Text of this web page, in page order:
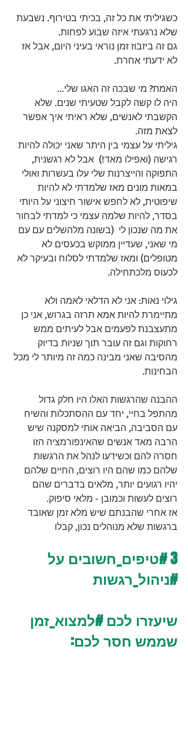
כשגיליתי את כל זה, בכיתי בטירוף. נשבעת
שלא נרגעתי איזה שבוע לפחות.
גם זה ביזבוז זמן נוראי בעיני היום, אבל אז
לא ידעתי אחרת.
האמת? מי שבכה זה האגו שלי...
היה לו קשה לקבל שטעיתי שנים. שלא
הקשבתי לאנשים, שלא ראיתי איך אפשר
לצאת מזה.
גיליתי על עצמי בין היתר שאני יכולה להיות
רגישה (ואפילו מאד!)  אבל לא רגשנית,
התפוקה והייצרנות שלי עלו בעשרות ואולי
במאות מונים מאז שלמדתי לא להיות
שיפוטית, לא לחפש אישור חיצוני על היותי
בסדר, להיות שלמה עצמי כי למדתי לבחור
את מה שנכון לי  (בשונה מלהשלים עם עם
מי שאני, שעדיין ממוקש בכעסים לא
מטופלים) ומאז שלמדתי לסלוח ובעיקר לא
לכעוס מלכתחילה.
גילוי נאות: אני לא הדלאי לאמה ולא
מתיימרת להיות אמא תרזה בגרוש, אני כן
מתעצבנת לפעמים אבל לעיתים ממש
רחוקות וגם זה עובר תוך שניות בדיוק
מהסיבה שאני מבינה כמה זה מיותר לי מכל
הבחינות.
ההבנה שהרגשות האלו היו חלק גדול
מהתפל בחיי, יחד עם ההסתכלות והשיח
עם הסביבה, הביאה אותי למסקנה שיש
הרבה מאד אנשים שהאינפורמציה הזו
חסרה להם וכשידעו לנהל את הרגשות
שלהם כמו שהם היו רוצים, החיים שלהם
יהיו רגועים יותר, מלאים בדברים שהם
רוצים לעשות וכמובן - מלאי סיפוק.
אז אחרי שהבנתם שיש מלא זמן שאובד
ברגשות שלא מנוהלים נכון, קבלו
3 #טיפים_חשובים על
#ניהול_רגשות
שיעזרו לכם #למצוא_זמן
שממש חסר לכם: